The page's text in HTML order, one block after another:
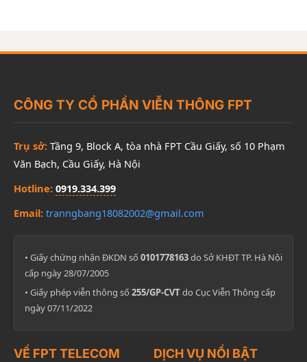
CÔNG TY CỔ PHẦN VIỄN THÔNG FPT
Trụ sở: Tầng 9, Block A, tòa nhà FPT Cầu Giấy, số 10 Phạm
Văn Bạch, Cầu Giấy, Hà Nội
Hotline: 0919.334.399
Email: tranngbang18082002@gmail.com
• Giấy chứng nhận ĐKDN số 0101778163do Sở KHĐT TP. Hà Nội
cấp ngày 28/07/2005
• Giấy phép viễn thông số 255/GP-CVTdo Cục Viễn Thông cấp
ngày 07/11/2022
VỀ FPT TELECOM DỊCH VỤ NỔI BẬT